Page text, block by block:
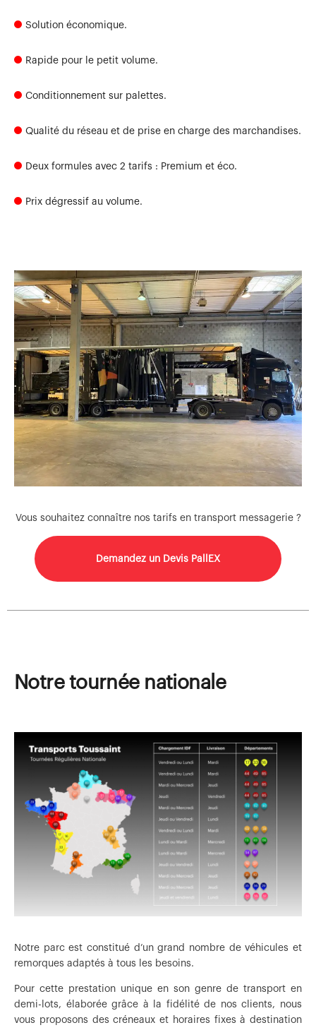
Solution économique.
Rapide pour le petit volume.
Conditionnement sur palettes.
Qualité du réseau et de prise en charge des marchandises.
Deux formules avec 2 tarifs : Premium et éco.
Prix dégressif au volume.
Vous souhaitez connaître nos tarifs en transport messagerie ?
Demandez un Devis PallEX
Notre tournée nationale
Notre parc est constitué d’un grand nombre de véhicules et
remorques adaptés à tous les besoins.
Pour cette prestation unique en son genre de transport en
demi-lots, élaborée grâce à la fidélité de nos clients, nous
vous proposons des créneaux et horaires fixes à destination